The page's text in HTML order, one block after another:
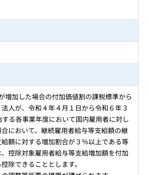
増加した場合の付加価値割の課税標準から
人が、令和４年４月１日から令和６年３
る各事業年度において国内雇用者に対し
において、継続雇用者給与等支給額の継
額に対する増加割合が３％以上である等
控除対象雇用者給与等支給増加額を付加
除できることとします。